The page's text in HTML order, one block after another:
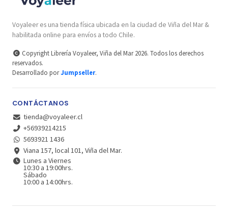
Voyaleer es una tienda física ubicada en la ciudad de Viña del Mar &
habilitada online para envíos a todo Chile.
Copyright Librería Voyaleer, Viña del Mar 2026. Todos los derechos
reservados.
Desarrollado porJumpseller.
CONTÁCTANOS
tienda@voyaleer.cl
+56939214215
5693921 1436
Viana 157, local 101, Viña del Mar.
Lunes a Viernes
10:30 a 19:00hrs.
Sábado
10:00 a 14:00hrs.